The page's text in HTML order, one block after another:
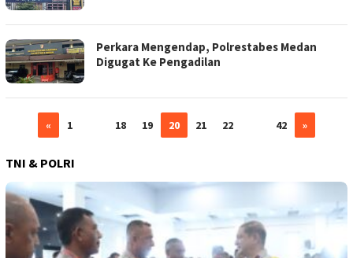
Perkara Mengendap, Polrestabes Medan
Digugat Ke Pengadilan
« 1 18 19 20 21 22 42 »
TNI & POLRI